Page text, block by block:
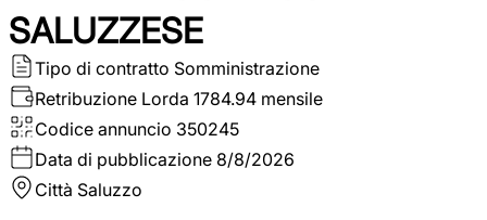
SALUZZESE
Tipo di contratto Somministrazione
Retribuzione Lorda 1784.94 mensile
Codice annuncio 350245
Data di pubblicazione 8/8/2026
Città Saluzzo